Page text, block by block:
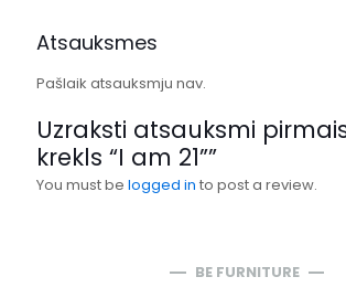
Atsauksmes
Pašlaik atsauksmju nav.
Uzraksti atsauksmi
krekls “I am 21””
You must be logged in to post a review.
BE FURNITURE